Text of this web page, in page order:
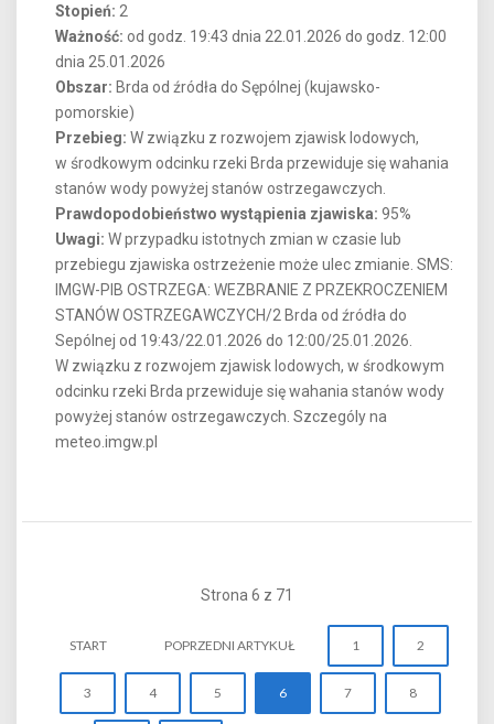
Stopień: 2
Ważność: od godz. 19:43 dnia 22.01.2026 do godz. 12:00
dnia 25.01.2026
Obszar: Brda od źródła do Sępólnej (kujawsko-
pomorskie)
Przebieg: W związku z rozwojem zjawisk lodowych,
w środkowym odcinku rzeki Brda przewiduje się wahania
stanów wody powyżej stanów ostrzegawczych.
Prawdopodobieństwo wystąpienia zjawiska: 95%
Uwagi: W przypadku istotnych zmian w czasie lub
przebiegu zjawiska ostrzeżenie może ulec zmianie. SMS:
IMGW-PIB OSTRZEGA: WEZBRANIE Z PRZEKROCZENIEM
STANÓW OSTRZEGAWCZYCH/2 Brda od źródła do
Sepólnej od 19:43/22.01.2026 do 12:00/25.01.2026.
W związku z rozwojem zjawisk lodowych, w środkowym
odcinku rzeki Brda przewiduje się wahania stanów wody
powyżej stanów ostrzegawczych. Szczególy na
meteo.imgw.pl
Strona 6 z 71
START POPRZEDNI ARTYKUŁ 1 2
3 4 5 6 7 8